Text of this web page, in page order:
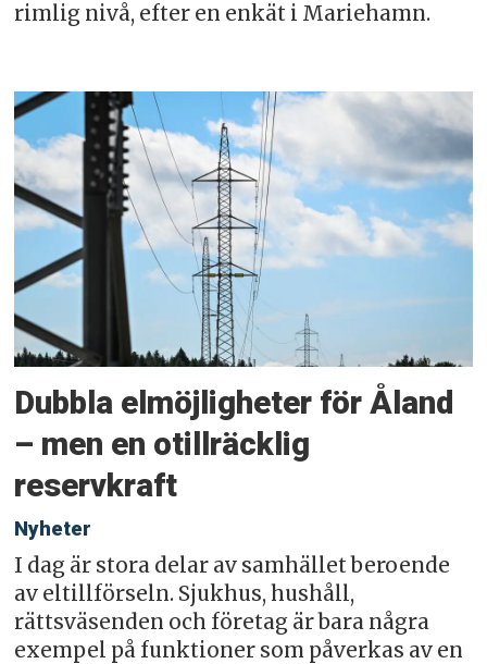
rimlig nivå, efter en enkät i Mariehamn.
Dubbla elmöjligheter för Åland
– men en otillräcklig
reservkraft
Nyheter
I dag är stora delar av samhället beroende
av eltillförseln. Sjukhus, hushåll,
rättsväsenden och företag är bara några
exempel på funktioner som påverkas av en